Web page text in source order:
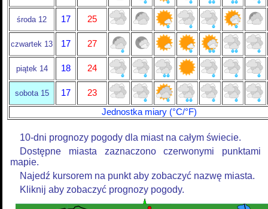
środa 12 17 25
czwartek 13 17 27
piątek 14 18 24
sobota 15 17
23
Jednostka miary (°C/°F)
10-dni prognozy pogody dla miast na całym świecie.
Dostępne miasta zaznaczono czerwonymi punktami
mapie.
Najedź kursorem na punkt aby zobaczyć nazwę miasta.
Kliknij aby zobaczyć prognozy pogody.